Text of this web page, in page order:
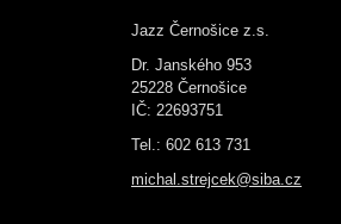
Jazz Černošice z.s.
Dr. Janského 953
25228 Černošice
IČ: 22693751
Tel.: 602 613 731
michal.strejcek@siba.cz